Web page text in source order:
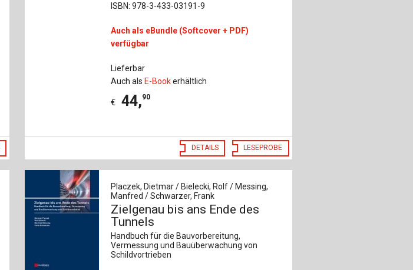
ISBN: 978-3-433-03191-9
Auch als eBundle (Softcover + PDF)
verfügbar
Lieferbar
Auch alsE-Bookerhältlich
€ 44,90
DETAILS LESEPROBE
Placzek, Dietmar / Bielecki, Rolf / Messing,
Manfred / Schwarzer, Frank
Zielgenau bis ans Ende des
Tunnels
Handbuch für die Bauvorbereitung,
Vermessung und Bauüberwachung von
Schildvortrieben